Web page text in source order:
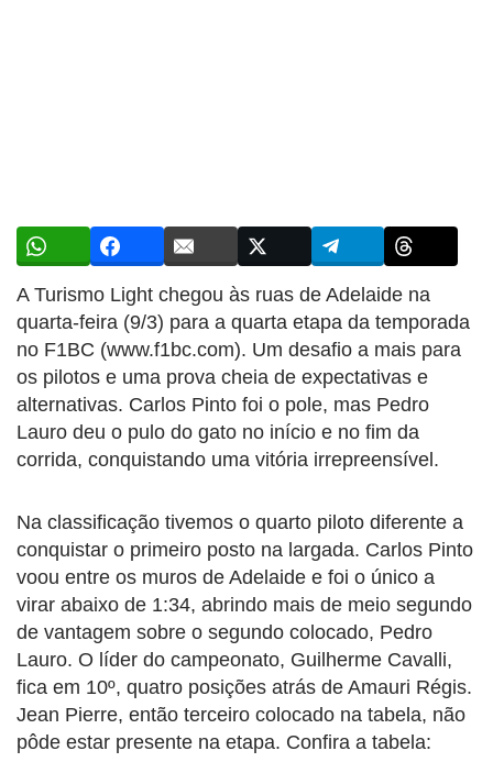
A Turismo Light chegou às ruas de Adelaide na
quarta-feira (9/3) para a quarta etapa da temporada
no F1BC (www.f1bc.com). Um desafio a mais para
os pilotos e uma prova cheia de expectativas e
alternativas. Carlos Pinto foi o pole, mas Pedro
Lauro deu o pulo do gato no início e no fim da
corrida, conquistando uma vitória irrepreensível.
Na classificação tivemos o quarto piloto diferente a
conquistar o primeiro posto na largada. Carlos Pinto
voou entre os muros de Adelaide e foi o único a
virar abaixo de 1:34, abrindo mais de meio segundo
de vantagem sobre o segundo colocado, Pedro
Lauro. O líder do campeonato, Guilherme Cavalli,
fica em 10º, quatro posições atrás de Amauri Régis.
Jean Pierre, então terceiro colocado na tabela, não
pôde estar presente na etapa. Confira a tabela: